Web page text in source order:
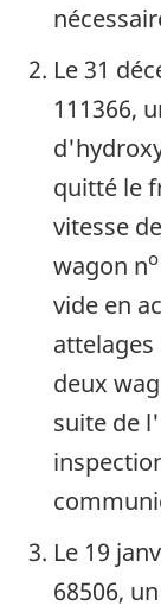
Le 31
111366,
quitté le
vitesse
wagon no
vide en
deux
suite de
Le 19
68506,